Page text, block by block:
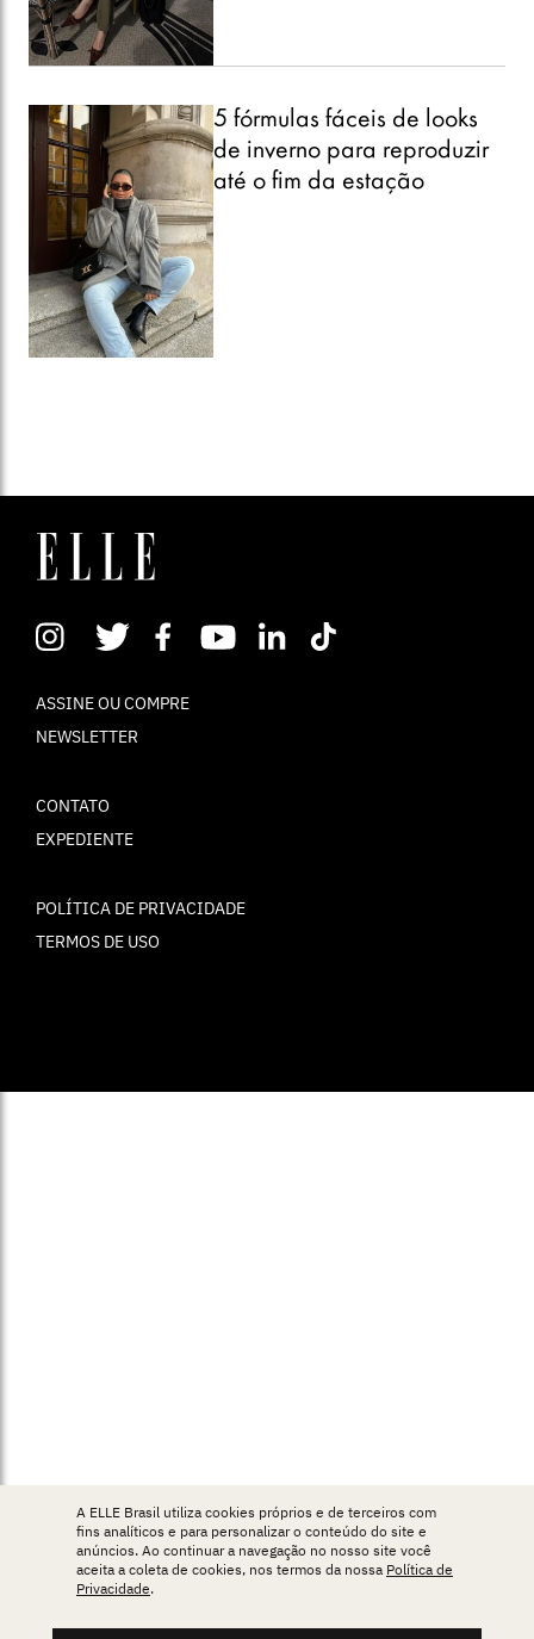
5 fórmulas fáceis de looks
de inverno para reproduzir
até o fim da estação
ASSINE OU COMPRE
NEWSLETTER
CONTATO
EXPEDIENTE
POLÍTICA DE PRIVACIDADE
TERMOS DE USO
A ELLE Brasil utiliza cookies próprios e de terceiros com
fins analíticos e para personalizar o conteúdo do site e
anúncios. Ao continuar a navegação no nosso site você
aceita a coleta de cookies, nos termos da nossa Política de
Privacidade.